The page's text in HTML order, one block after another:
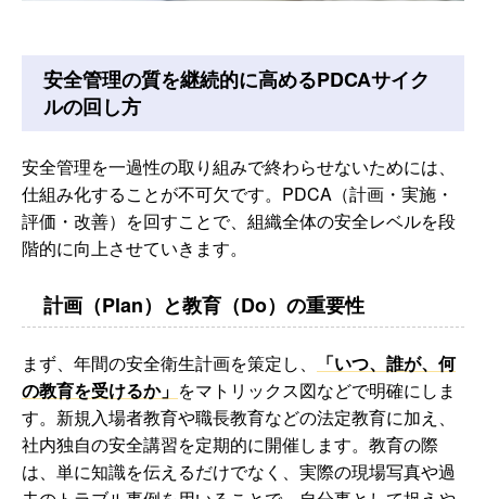
安全管理の質を継続的に高めるPDCAサイク
ルの回し方
安全管理を一過性の取り組みで終わらせないためには、
仕組み化することが不可欠です。PDCA（計画・実施・
評価・改善）を回すことで、組織全体の安全レベルを段
階的に向上させていきます。
計画（Plan）と教育（Do）の重要性
まず、年間の安全衛生計画を策定し、
「いつ、誰が、何
の教育を受けるか」 をマトリックス図などで明確にしま
す。新規入場者教育や職長教育などの法定教育に加え、
社内独自の安全講習を定期的に開催します。教育の際
は、単に知識を伝えるだけでなく、実際の現場写真や過